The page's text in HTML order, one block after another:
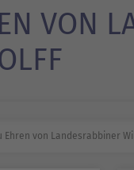
VON
Ehren von Landesrabbiner